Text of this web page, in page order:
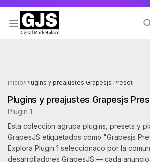
Bienvenido a GJS.Market! Uso
WELCOME2026
para sacar 10
Inicio/Plugins y preajustes Grapesjs Preset
Plugins y preajustes Grapesjs
Plugin 1
Esta colección agrupa plugins, presets y
GrapesJS etiquetados como "Grapesjs
Explora Plugin 1 seleccionado por la
desarrolladores GrapesJS — cada